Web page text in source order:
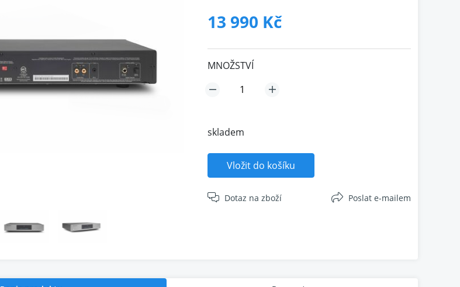
13 990 Kč
MNOŽSTVÍ
skladem
Vložit do košíku
Dotaz na zboží Poslat e-mailem